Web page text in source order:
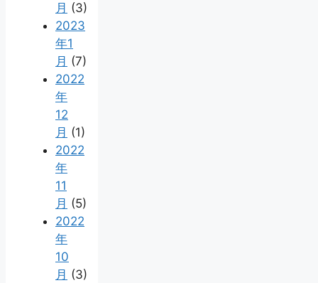
月 (3)
2023
年1
月 (7)
2022
年
12
月 (1)
2022
年
11
月 (5)
2022
年
10
月 (3)